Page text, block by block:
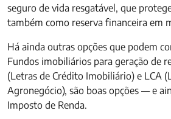
seguro de vida resgatável, que
também como reserva financeira em
Há ainda outras opções que podem
Fundos imobiliários para geração de
(Letras de Crédito Imobiliário) e LCA
Agronegócio), são boas opções — e
Imposto de Renda.